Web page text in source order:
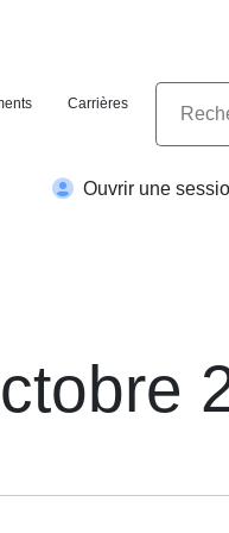
Carrières
Ouvrir une